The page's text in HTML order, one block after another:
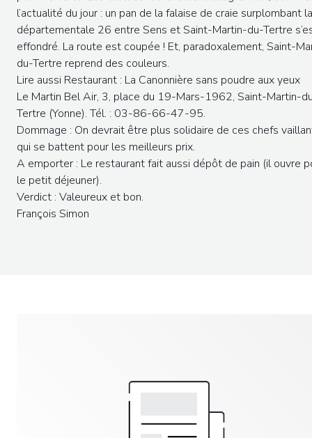
l’actualité du jour : un pan de la falaise de craie surplombant la
départementale 26 entre Sens et Saint-Martin-du-Tertre
effondré. La route est coupée ! Et, paradoxalement, Saint-
du-Tertre reprend des couleurs.
Lire aussi Restaurant : La Canonnière sans poudre aux yeux
Le Martin Bel Air, 3, place du 19-Mars-1962, Saint-Martin-
Tertre (Yonne). Tél. : 03-86-66-47-95.
Dommage : On devrait être plus solidaire de ces chefs
qui se battent pour les meilleurs prix.
A emporter : Le restaurant fait aussi dépôt de pain (il ouvre
le petit déjeuner).
Verdict : Valeureux et bon.
François Simon